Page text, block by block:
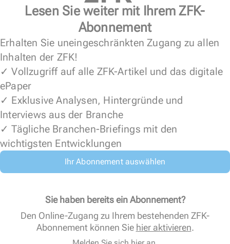
Lesen Sie weiter mit Ihrem ZFK-
Abonnement
Erhalten Sie uneingeschränkten Zugang zu allen
Inhalten der ZFK!
✓ Vollzugriff auf alle ZFK-Artikel und das digitale
ePaper
✓ Exklusive Analysen, Hintergründe und
Interviews aus der Branche
✓ Tägliche Branchen-Briefings mit den
wichtigsten Entwicklungen
Ihr Abonnement auswählen
Sie haben bereits ein Abonnement?
Den Online-Zugang zu Ihrem bestehenden ZFK-
Abonnement können Sie hier aktivieren.